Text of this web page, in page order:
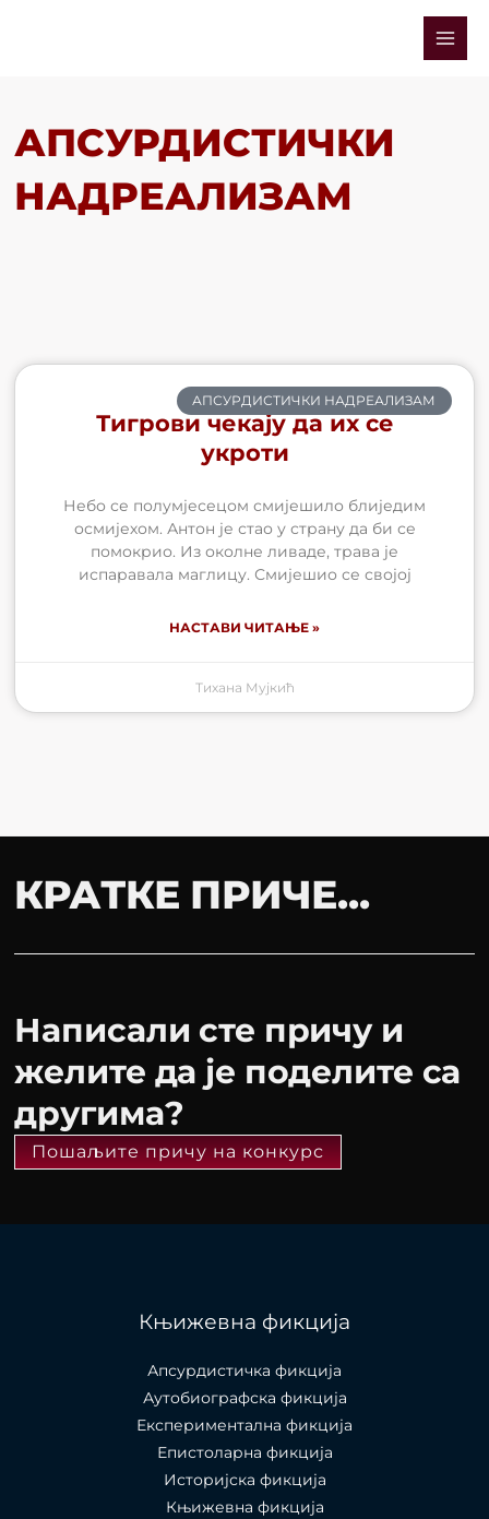
Main
АПСУРДИСТИЧКИ
НАДРЕАЛИЗАМ
АПСУРДИСТИЧКИ НАДРЕАЛИЗАМ
Тигрови чекају да их се
укроти
Небо се полумјесецом смијешило блиједим
осмијехом. Антон је стао у страну да би се
помокрио. Из околне ливаде, трава је
испаравала маглицу. Смијешио се својој
НАСТАВИ ЧИТАЊЕ »
Тихана Мујкић
КРАТКЕ ПРИЧЕ...
Написали сте причу и
желите да је поделите са
другима?
Пошаљите причу на конкурс
Књижевна фикција
Апсурдистичка фикција
Аутобиографска фикција
Експериментална фикција
Епистоларна фикција
Историјска фикција
Књижевна фикција